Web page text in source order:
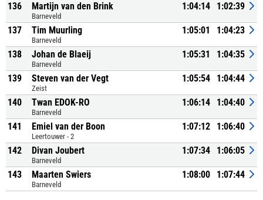
136 Martijn van den Brink
Barneveld
1:04:14 1:02:39
137 Tim Muurling
Barneveld
1:05:01 1:04:23
138 Johan de Blaeij
Barneveld
1:05:31 1:04:35
139 Steven van der Vegt
Zeist
1:05:54 1:04:44
140 Twan EDOK-RO
Barneveld
1:06:14 1:04:40
141 Emiel van der Boon
Leertouwer - 2
1:07:12 1:06:40
142 Divan Joubert
Barneveld
1:07:34 1:06:05
143 Maarten Swiers
Barneveld
1:08:00 1:07:44